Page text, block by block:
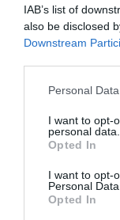
IAB’s list of
also be disclosed
Downstream
Please note that
not limited to your
grant or deny
use your data for
consent section.
Personal
I want to opt-
personal data.
Opted In
I want to opt-
Personal Data.
Opted In
e-ΕΦΚΑ και
πάρουν λεφτά
Κόκκινος
σήμερα στην
10.08.2026 | 12:20
Πέθανε